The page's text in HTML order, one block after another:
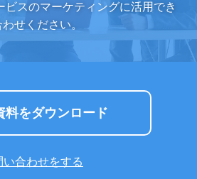
ビスのマーケティングに活用でき
せください。
料をダウンロード
い合わせをする